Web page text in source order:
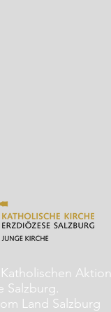
Aktion
Salzburg.
Land Salzburg